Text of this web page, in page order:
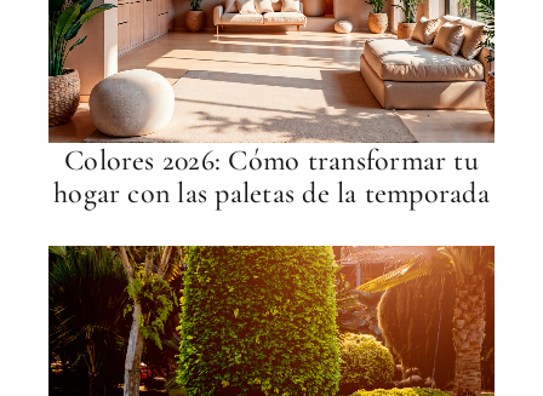
Colores 2026: Cómo transformar tu
hogar con las paletas de la temporada